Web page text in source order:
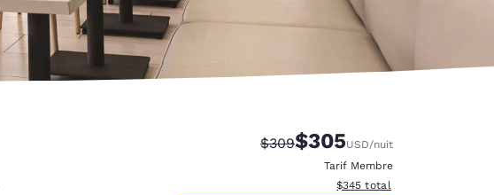
English
Tarif barré :
$309Tarif réduit :
$305USD/nuit
Tarif Membre
Afficher les détails du total
$345 total